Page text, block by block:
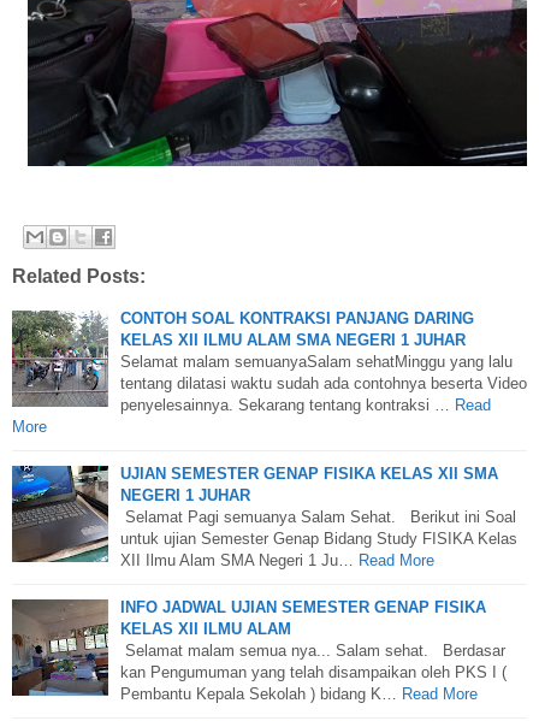
Related Posts:
CONTOH SOAL KONTRAKSI PANJANG DARING
KELAS XII ILMU ALAM SMA NEGERI 1 JUHAR
Selamat malam semuanyaSalam sehatMinggu yang lalu
tentang dilatasi waktu sudah ada contohnya beserta Video
penyelesainnya. Sekarang tentang kontraksi …
Read
More
UJIAN SEMESTER GENAP FISIKA KELAS XII SMA
NEGERI 1 JUHAR
Selamat Pagi semuanya Salam Sehat. Berikut ini Soal
untuk ujian Semester Genap Bidang Study FISIKA Kelas
XII Ilmu Alam SMA Negeri 1 Ju…
Read More
INFO JADWAL UJIAN SEMESTER GENAP FISIKA
KELAS XII ILMU ALAM
Selamat malam semua nya... Salam sehat. Berdasar
kan Pengumuman yang telah disampaikan oleh PKS I (
Pembantu Kepala Sekolah ) bidang K…
Read More